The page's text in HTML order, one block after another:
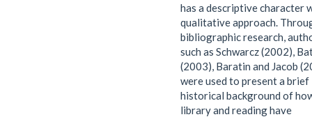
has a descriptive character
qualitative approach.
bibliographic research,
such as Schwarcz (2002),
(2003), Baratin and Jacob
were used to present a brief
historical background of
library and reading have